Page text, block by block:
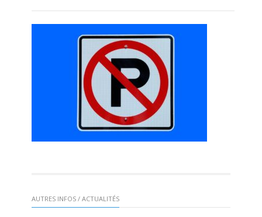
AUTRES INFOS / ACTUALITÉS